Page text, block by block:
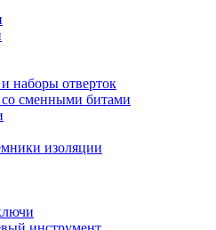
наборы отверток
сменными битами
изоляции